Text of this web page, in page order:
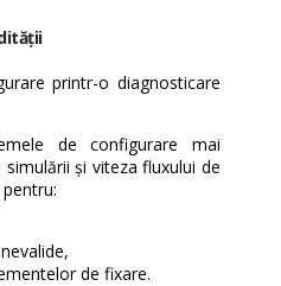
printr-o diagnosticare
de configurare mai
și viteza fluxului de
de fixare.